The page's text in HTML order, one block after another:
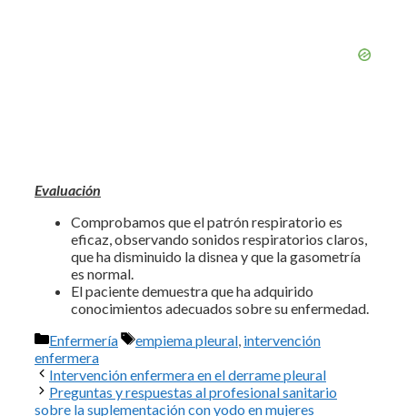
Evaluación
Comprobamos que el patrón respiratorio es
eficaz, observando sonidos respiratorios claros,
que ha disminuido la disnea y que la gasometría
es normal.
El paciente demuestra que ha adquirido
conocimientos adecuados sobre su enfermedad.
Categorías
Enfermería Etiquetas
empiema pleural intervención
enfermera
Intervención enfermera en el derrame pleural
Preguntas y respuestas al profesional sanitario
sobre la suplementación con yodo en mujeres